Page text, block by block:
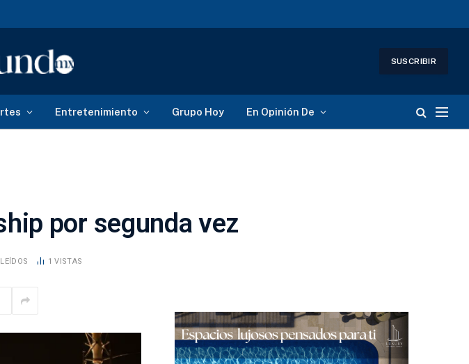
SUSCRIBIR
Entretenimiento Grupo Hoy En Opinión De
por segunda vez
1VISTAS